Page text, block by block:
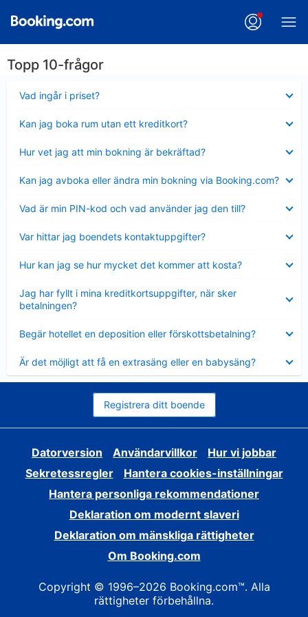
Topp 10-frågor
Vad ingår i priset?
mindre
Kan jag boka rum utan ett kreditkort?
mindre
Hur vet jag att min bokning är bekräftad?
mindre
Kan jag avboka eller ändra min bokning via Booking.com?
mindre
Vad är min PIN-kod och vad använder jag den till?
mindre
Var hittar jag boendets kontaktuppgifter?
mindre
Hur kan jag se hur mycket det kommer att kosta?
mindre
Jag har fyllt i mina kreditkortsuppgifter, när sker
betalningen?
mindre
Begär hotellet en deposition eller förskottsbetalning?
mindre
Är det möjligt att få en extrasäng eller en babysäng?
mindre
Registrera ditt boende
Datorversion Användarvillkor
Hur vi jobbar
Sekretessregler
Hantera cookies-inställningar
Hantera personliga rekommendationer
Deklaration om modernt slaveri
Deklaration om mänskliga rättigheter
Om Booking.com
Copyright © 1996–2026 Booking.com™. Alla
rättigheter förbehållna.